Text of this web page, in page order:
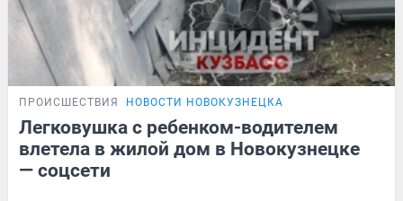
ПРОИСШЕСТВИЯ НОВОСТИ НОВОКУЗНЕЦКА
Легковушка с ребенком-водителем
влетела в жилой дом в Новокузнецке
— соцсети